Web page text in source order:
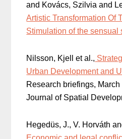
and Kovács, Szilvia and
Artistic Transformation Of
Stimulation of the sensual
Nilsson, Kjell et al.,
Urban Development and
Research briefings,
Journal of Spatial
Hegedüs, J., V. Horváth